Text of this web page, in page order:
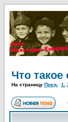
Что
На страницу Пред. 1